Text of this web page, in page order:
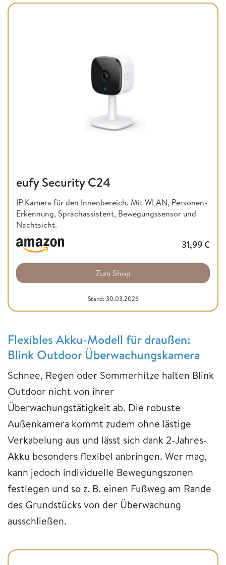
eufy Security C24
IP Kamera für den Innenbereich. Mit WLAN, Personen-
Erkennung, Sprachassistent, Bewegungssensor und
Nachtsicht.
31,99€
Zum Shop
Stand: 30.03.2026
Flexibles Akku-Modell für draußen:
Blink Outdoor Überwachungskamera
Schnee, Regen oder Sommerhitze halten Blink
Outdoor nicht von ihrer
Überwachungstätigkeit ab. Die robuste
Außenkamera kommt zudem ohne lästige
Verkabelung aus und lässt sich dank 2-Jahres-
Akku besonders flexibel anbringen. Wer mag,
kann jedoch individuelle Bewegungszonen
festlegen und so z. B. einen Fußweg am Rande
des Grundstücks von der Überwachung
ausschließen.